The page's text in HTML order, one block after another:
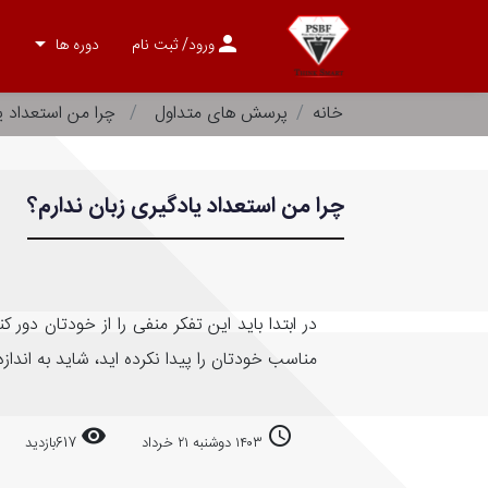
personورود/ ثبت نام دوره ها arrow_drop_down
خانه پرسش های متداول چرا من استعداد
چرا من استعداد یادگیری زبان ندارم؟
در ابتدا باید این تفکر منفی را از خودتان
مناسب خودتان را پیدا نکرده اید، شاید به
access_time ۱۴۰۳ دوشنبه ۲۱ خرداد remove_red_eye
617بازدید